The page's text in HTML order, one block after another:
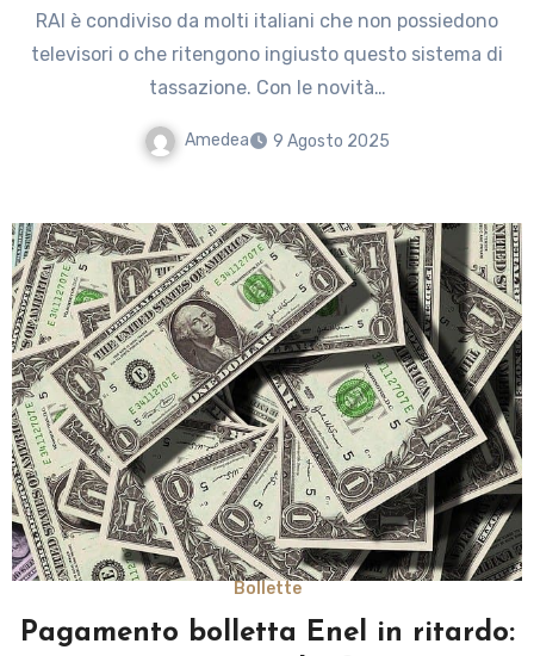
RAI è condiviso da molti italiani che non possiedono
televisori o che ritengono ingiusto questo sistema di
tassazione. Con le novità…
Amedea 9 Agosto 2025
Bollette
Pagamento bolletta Enel in ritardo: